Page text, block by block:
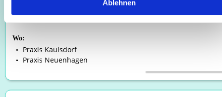
Ablehnen
Wo:
•
Praxis Kaulsdorf
• Praxis Neuenhagen